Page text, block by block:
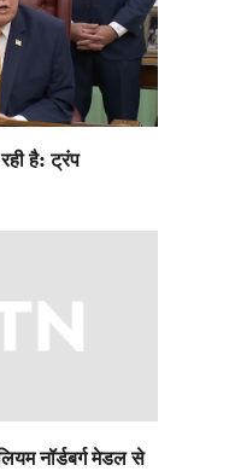
है: ट्रंप
नॉर्डबर्ग मेडल से